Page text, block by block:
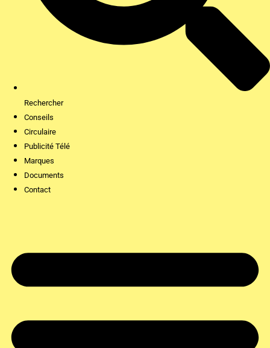
Rechercher
Conseils
Circulaire
Publicité Télé
Marques
Documents
Contact